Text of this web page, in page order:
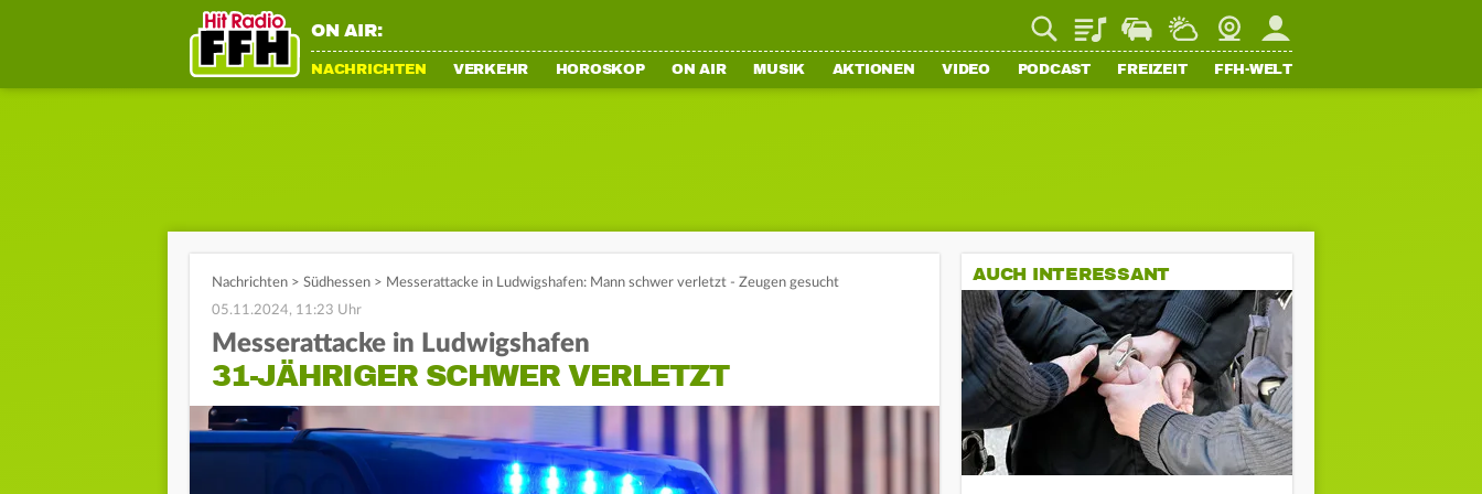
ON AIR: PlaylistStaupilotWetterWebcamMein FFH
NACHRICHTEN VERKEHR HOROSKOP ON AIR MUSIK AKTIONEN VIDEO PODCAST FREIZEIT FFH-WELT
Nachrichten > Südhessen > Messerattacke in Ludwigshafen: Mann schwer verletzt - Zeugen gesucht
05.11.2024, 11:23 Uhr
Messerattacke in Ludwigshafen
31-JÄHRIGER SCHWER VERLETZT
AUCH INTERESSANT